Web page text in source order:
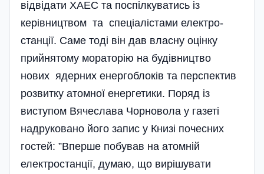
від­відати ХАЕС та поспілкуватись із
керівництвом та спеціалістами електро­
станції. Саме тоді він дав власну оцінку
прийнятому мораторію на будівництво
нових ядерних енерго­блоків та перспектив
розвитку атомної енергетики. Поряд із
виступом Вяче­слава Чорновола у газеті
надруковано його запис у Книзі почесних
гостей: ”Вперше побував на атомній
електростанції, думаю, що вирішувати